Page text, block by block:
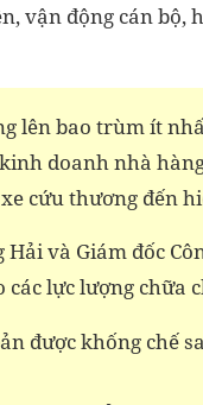
vận động cán bộ,
lên bao trùm ít
doanh nhà
cứu thương đến
và Giám đốc
lực lượng chữa
được khống chế